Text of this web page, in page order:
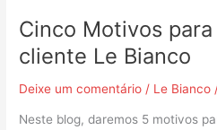
Cinco Motivos
cliente Le Bianco
Deixe um comentário / Le Bianco
Neste blog, daremos 5 motivos